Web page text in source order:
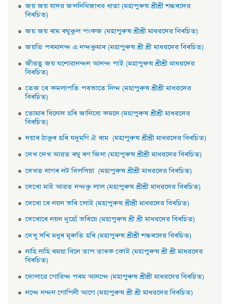
জয় জয় যাদৱ জলনিধিজাধৱ ধাতা (মহাপুৰুষ শ্ৰীশ্ৰী শঙ্কৰদেৱ
বিৰচিত)
জয় জয় ৰাম ৰঘুকুল পংকজ (মহাপুৰুষ শ্ৰীশ্ৰী মাধৱদেৱ বিৰচিত)
জয়তি পৰমানন্দ এ নন্দকুমাৰ (মহাপুৰুষ শ্ৰী শ্ৰী মাধৱদেৱ বিৰচিত)
জীৱতু জয় যশােৱানন্দন আনন্দ পাই (মহাপুৰুষ শ্ৰীশ্ৰী মাধৱদেৱ
বিৰচিত)
তেজ ৰে কমলাপতি পৰভাতে নিন্দ (মহাপুৰুষ শ্ৰীশ্ৰী মাধৱদেৱ
বিৰচিত)
তােমাৰ বিনােদ হৰি জানিবো কমনে (মহাপুৰুষ শ্ৰীশ্ৰী মাধৱদেৱ
বিৰচিত)
দয়াৰ ঠাকুৰ হৰি যদুমণি ঐ ৰাম (মহাপুৰুষ শ্ৰীশ্ৰী মাধৱদেৱ বিৰচিত)
দেখ দেখ আৱত ৰঘু ৰণ জিনা (মহাপুৰুষ শ্ৰীশ্ৰী মাধৱদেৱ বিৰচিত)
দেখত নাগৰ নট বিলসিয়া (মহাপুৰুষ শ্ৰীশ্ৰী মাধৱদেৱ বিৰচিত)
দেখাে মাই আৱত নন্দকু লাল (মহাপুৰুষ শ্ৰীশ্ৰী মাধৱদেৱ বিৰচিত)
দেখাে ৰে নয়ন ভৰি লােই (মহাপুৰুষ শ্ৰীশ্ৰী মাধৱদেৱ বিৰচিত)
দেখােৰে নয়ন দুহোঁ ভৰিয়ে (মহাপুৰুষ শ্ৰী শ্ৰী মাধৱদেৱ বিৰচিত)
দেখু সখি মধুৰ মূৰুতি হৰি (মহাপুৰুষ শ্ৰীশ্ৰী শঙ্কৰদেৱ বিৰচিত)
নাহি নাহি ৰময়া বিনে তাপ তাৰক কোই (মহাপুৰুষ শ্ৰী শ্ৰী মাধৱদেৱ
বিৰচিত)
দোলাৱে গােৱিন্দ পৰম আনন্দে (মহাপুৰুষ শ্ৰীশ্ৰী মাধৱদেৱ বিৰচিত)
নন্দে নন্দন গােপিনী আগে (মহাপুৰুষ শ্ৰী শ্ৰী মাধৱদেৱ বিৰচিত)